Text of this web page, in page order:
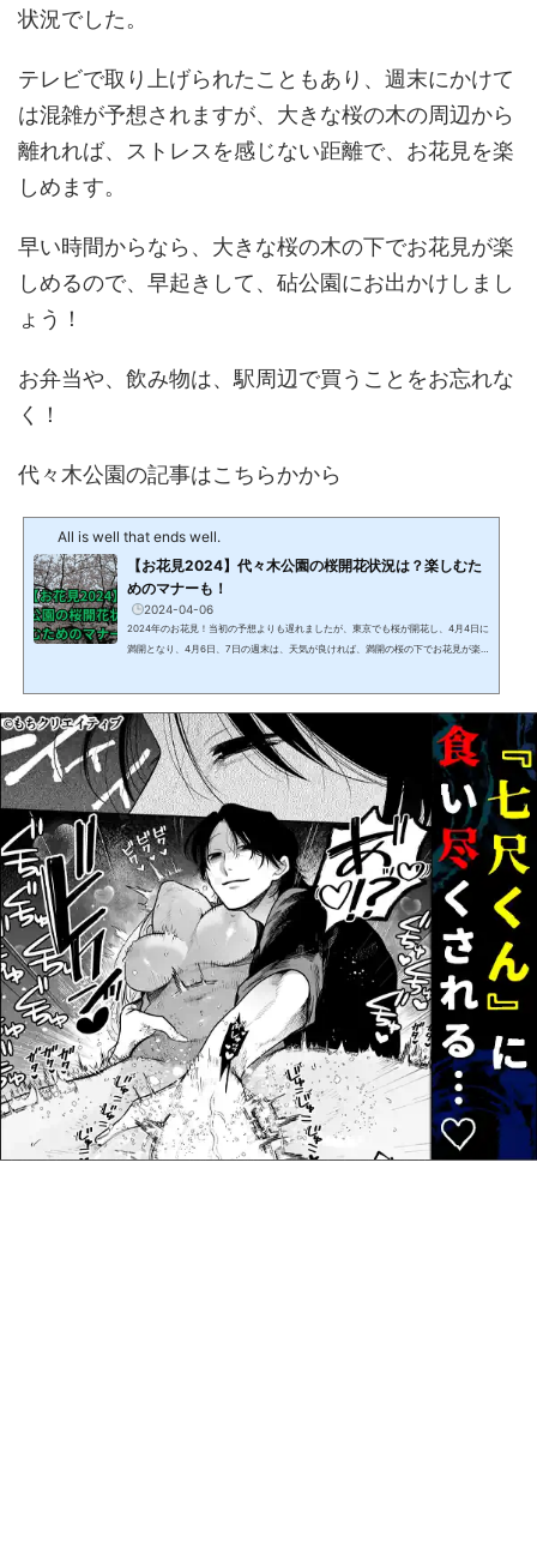
状況でした。
テレビで取り上げられたこともあり、週末にかけて
は混雑が予想されますが、大きな桜の木の周辺から
離れれば、ストレスを感じない距離で、お花見を楽
しめます。
早い時間からなら、大きな桜の木の下でお花見が楽
しめるので、早起きして、砧公園にお出かけしまし
ょう！
お弁当や、飲み物は、駅周辺で買うことをお忘れな
く！
代々木公園の記事はこちらかから
All is well that ends well.
【お花見2024】代々木公園の桜開花状況は？楽しむた
めのマナーも！
2024-04-06
2024年のお花見！当初の予想よりも遅れましたが、東京でも桜が開花し、4月4日に
満開となり、4月6日、7日の週末は、天気が良ければ、満開の桜の下でお花見が楽
報とともにお伝えします。 【お花見2024】代々木公園の桜開花状況は？2024年4
月5日の夕方の時点で、代々木公園の桜は満開でした！代々木公園へのアクセス
は？ 代々木公園へのアクセス方法は、東京都内から...